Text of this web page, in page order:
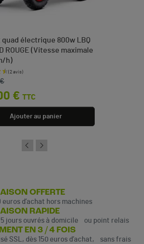
quad électrique 800w LBQ
ROUGE (Vitesse maximale
h)
base
€ TTC
Ajouter au panier
OFFERTE
euros d’achat hors machines
RAPIDE
5 jours ouvrés à domicile ou point relais
EN 3 / 4 FOIS
SSL, dès 150 euros d’achat, sans frais